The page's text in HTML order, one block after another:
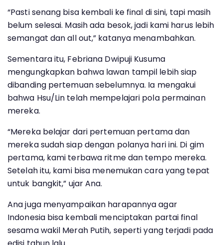
“Pasti senang bisa kembali ke final di sini, tapi masih
belum selesai. Masih ada besok, jadi kami harus lebih
semangat dan all out,” katanya menambahkan.
Sementara itu, Febriana Dwipuji Kusuma
mengungkapkan bahwa lawan tampil lebih siap
dibanding pertemuan sebelumnya. Ia mengakui
bahwa Hsu/Lin telah mempelajari pola permainan
mereka.
“Mereka belajar dari pertemuan pertama dan
mereka sudah siap dengan polanya hari ini. Di gim
pertama, kami terbawa ritme dan tempo mereka.
Setelah itu, kami bisa menemukan cara yang tepat
untuk bangkit,” ujar Ana.
Ana juga menyampaikan harapannya agar
Indonesia bisa kembali menciptakan partai final
sesama wakil Merah Putih, seperti yang terjadi pada